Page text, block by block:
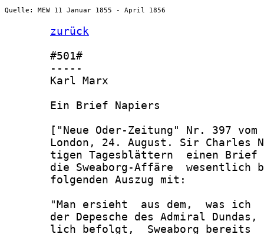
Quelle: MEW 11 Januar 1855 - April 1856
zurück
       #501#
       -----
       Karl Marx
       Ein Brief Napiers
["Neue Oder-Zeitung" Nr. 397 vom
London, 24. August. Sir Charles
tigen Tagesblättern  einen
die Sweaborg-Affäre  wesentlich
       folgenden Auszug mit:
"Man ersieht  aus dem,  was ich
der Depesche des Admiral
lich befolgt,  Sweaborg bereits